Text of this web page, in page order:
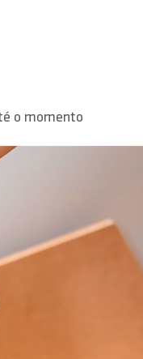
o momento